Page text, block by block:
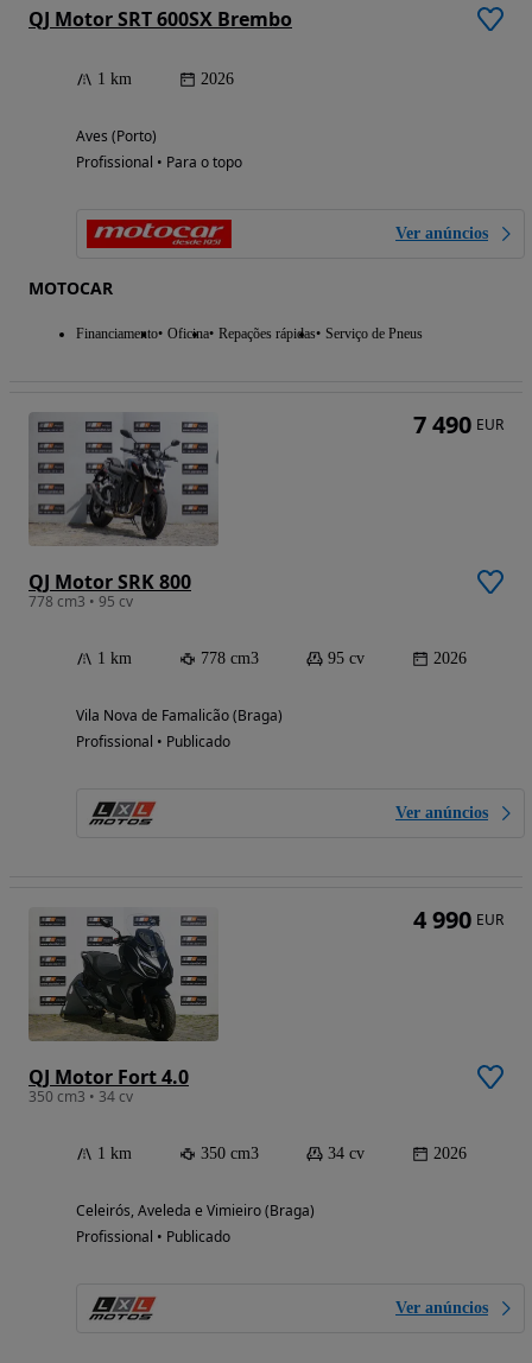
QJ Motor SRT 600SX Brembo
1 km 2026
Aves (Porto)
Profissional • Para o topo
Ver anúncios
MOTOCAR
Financiamento Oficina Repações rápidas Serviço de Pneus
QJ Motor SRK 800
778 cm3 • 95 cv
1 km 778 cm3 95 cv 2026
Vila Nova de Famalicão (Braga)
Profissional • Publicado
Ver anúncios
7 490 EUR
QJ Motor Fort 4.0
350 cm3 • 34 cv
1 km 350 cm3 34 cv 2026
Celeirós, Aveleda e Vimieiro (Braga)
Profissional • Publicado
Ver anúncios
4 990 EUR